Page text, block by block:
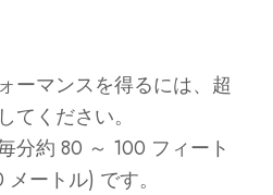
ーマンスを得るには、超
てください。
分約 80 ～ 100 フィート
ートル) です。